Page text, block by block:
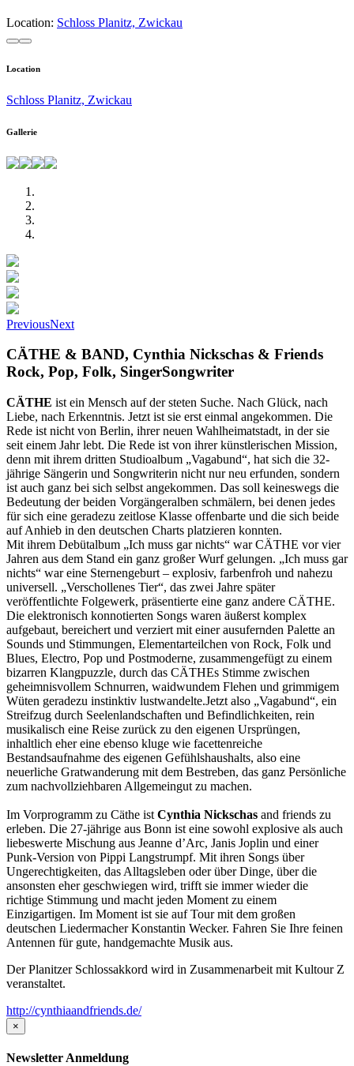
Location: Schloss Planitz, Zwickau
Location
Schloss Planitz, Zwickau
Gallerie
PreviousNext
CÄTHE & BAND, Cynthia Nickschas & Friends
Rock, Pop, Folk, SingerSongwriter
CÄTHE ist ein Mensch auf der steten Suche. Nach Glück, nach
Liebe, nach Erkenntnis. Jetzt ist sie erst einmal angekommen. Die
Rede ist nicht von Berlin, ihrer neuen Wahlheimatstadt, in der sie
seit einem Jahr lebt. Die Rede ist von ihrer künstlerischen Mission,
denn mit ihrem dritten Studioalbum „Vagabund“, hat sich die 32-
jährige Sängerin und Songwriterin nicht nur neu erfunden, sondern
ist auch ganz bei sich selbst angekommen. Das soll keineswegs die
Bedeutung der beiden Vorgängeralben schmälern, bei denen jedes
für sich eine geradezu zeitlose Klasse offenbarte und die sich beide
auf Anhieb in den deutschen Charts platzieren konnten.​
Mit ihrem Debütalbum „Ich muss gar nichts“ war CÄTHE vor vier
Jahren aus dem Stand ein ganz großer Wurf gelungen. „Ich muss gar
nichts“ war eine Sternengeburt – explosiv, farbenfroh und nahezu
universell. „Verschollenes Tier“, das zwei Jahre später
veröffentlichte Folgewerk, präsentierte eine ganz andere CÄTHE.
Die elektronisch konnotierten Songs waren äußerst komplex
aufgebaut, bereichert und verziert mit einer ausufernden Palette an
Sounds und Stimmungen, Elementarteilchen von Rock, Folk und
Blues, Electro, Pop und Postmoderne, zusammengefügt zu einem
bizarren Klangpuzzle, durch das CÄTHEs Stimme zwischen
geheimnisvollem Schnurren, waidwundem Flehen und grimmigem
Wüten geradezu instinktiv lustwandelte.Jetzt also „Vagabund“, ein
Streifzug durch Seelenlandschaften und Befindlichkeiten, rein
musikalisch eine Reise zurück zu den eigenen Ursprüngen,
inhaltlich eher eine ebenso kluge wie facettenreiche
Bestandsaufnahme des eigenen Gefühlshaushalts, also eine
neuerliche Gratwanderung mit dem Bestreben, das ganz Persönliche
zum nachvollziehbaren Allgemeingut zu machen.
Im Vorprogramm zu Cäthe ist Cynthia Nickschas and friends zu
erleben. Die 27-jährige aus Bonn ist eine sowohl explosive als auch
liebeswerte Mischung aus Jeanne d’Arc, Janis Joplin und einer
Punk-Version von Pippi Langstrumpf. Mit ihren Songs über
Ungerechtigkeiten, das Alltagsleben oder über Dinge, über die
ansonsten eher geschwiegen wird, trifft sie immer wieder die
richtige Stimmung und macht jeden Moment zu einem
Einzigartigen. Im Moment ist sie auf Tour mit dem großen
deutschen Liedermacher Konstantin Wecker. Fahren Sie Ihre feinen
Antennen für gute, handgemachte Musik aus.
Der Planitzer Schlossakkord wird in Zusammenarbeit mit Kultour Z
veranstaltet.
http://cynthiaandfriends.de/
×
Newsletter Anmeldung